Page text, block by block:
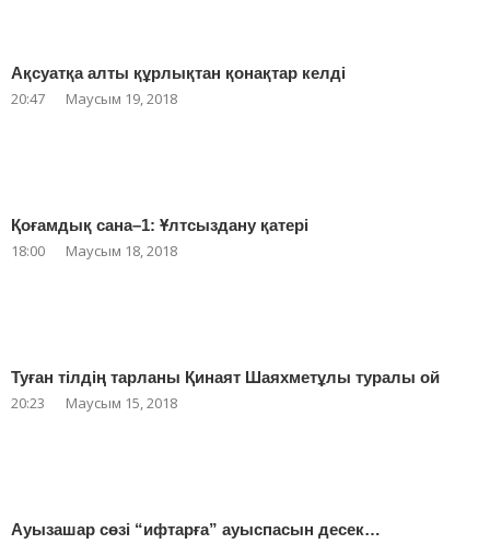
Ақсуатқа алты құрлықтан қонақтар келді
20:47 Маусым 19, 2018
Қоғамдық сана–1: Ұлтсыздану қатері
18:00 Маусым 18, 2018
Туған тілдің тарланы Қинаят Шаяхметұлы туралы ой
20:23 Маусым 15, 2018
Ауызашар сөзі “ифтарға” ауыспасын десек…